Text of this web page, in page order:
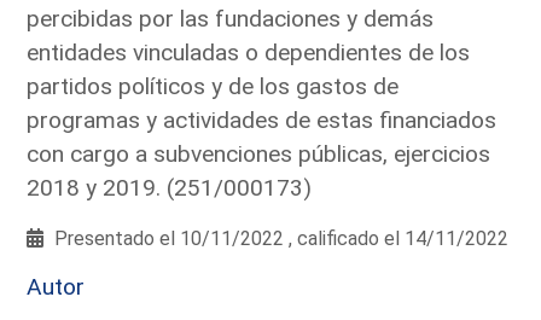
percibidas por las fundaciones y demás
entidades vinculadas o dependientes de los
partidos políticos y de los gastos de
programas y actividades de estas financiados
con cargo a subvenciones públicas, ejercicios
2018 y 2019. (251/000173)
Presentado el 10/11/2022 , calificado el 14/11/2022
Autor